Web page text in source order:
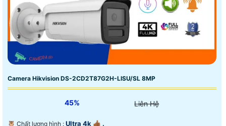
Camera Hikvision DS-2CD2T87G2H-LISU/SL 8MP
45% Liên Hệ
🦉 Chất lượng hình : Ultra 4k 👍🏾 .